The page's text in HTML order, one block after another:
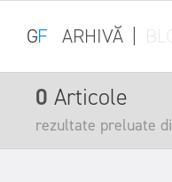
GF ARHIVĂ
0 Articole
rezultate preluate